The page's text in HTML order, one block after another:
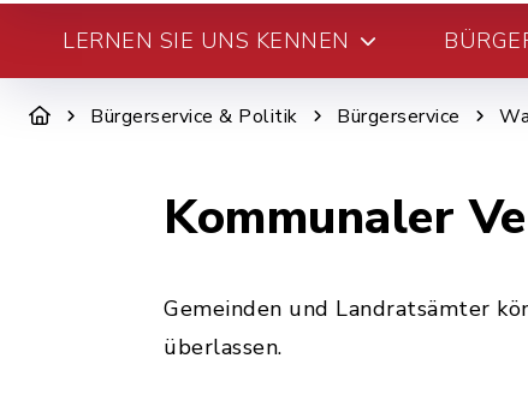
LERNEN SIE UNS KENNEN
Bürgerservice & Politik Bürgerservice
Kommunaler
Gemeinden und Landratsämter
überlassen.